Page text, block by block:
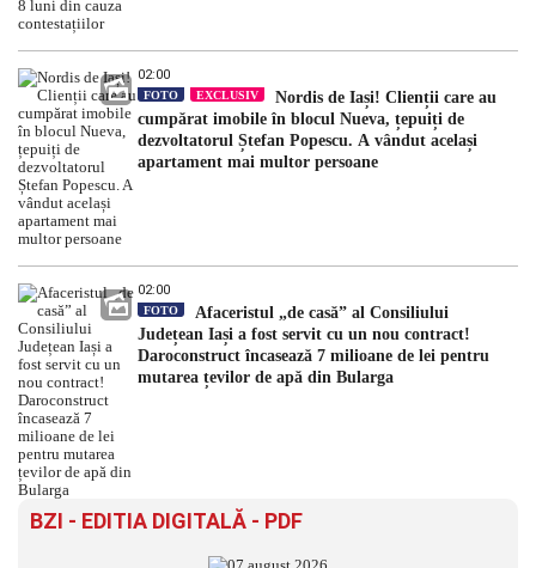
02:00
FOTO EXCLUSIV
Nordis de Iași! Clienții care au
cumpărat imobile în blocul Nueva, țepuiți de
dezvoltatorul Ștefan Popescu. A vândut același
apartament mai multor persoane
02:00
FOTO
Afaceristul „de casă” al Consiliului
Județean Iași a fost servit cu un nou contract!
Daroconstruct încasează 7 milioane de lei pentru
mutarea țevilor de apă din Bularga
BZI - EDITIA DIGITALĂ - PDF